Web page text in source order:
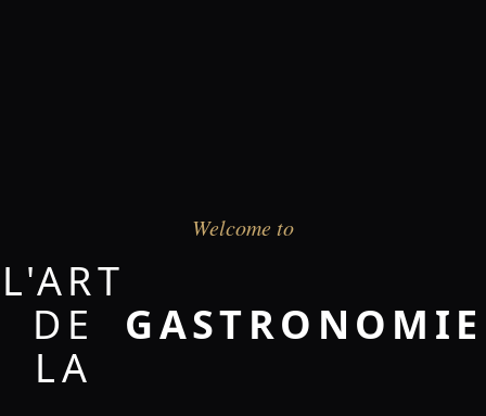
Welcome to
L'ART
DE
LA
GASTRONOMIE